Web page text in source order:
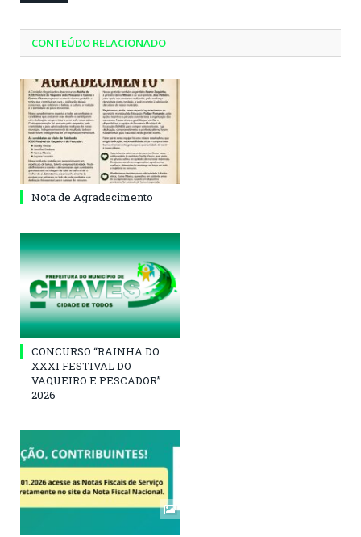
CONTEÚDO RELACIONADO
Nota de Agradecimento
CONCURSO “RAINHA DO
XXXI FESTIVAL DO
VAQUEIRO E PESCADOR”
2026